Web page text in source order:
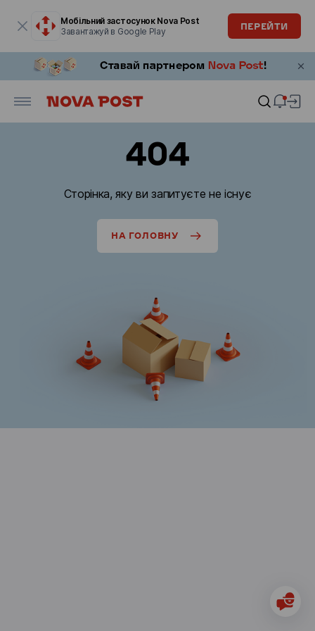
Мобільний застосунок Nova Post
Завантажуй в Google Play
ПЕРЕЙТИ
404
Сторінка, яку ви запитуєте не існує
НА ГОЛОВНУ